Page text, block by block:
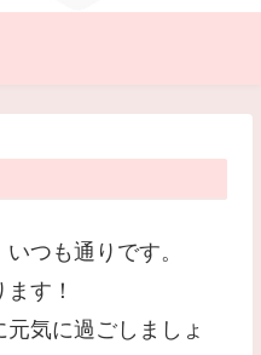
つも通りです。
す！
気に過ごしましょ